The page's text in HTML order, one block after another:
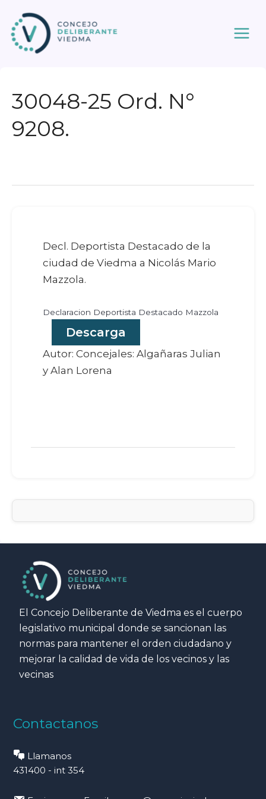
contenido
30048-25 Ord. N°
9208.
Decl. Deportista Destacado de la
ciudad de Viedma a Nicolás Mario
Mazzola.
Declaracion Deportista Destacado Mazzola
Descarga
Autor: Concejales: Algañaras Julian
y Alan Lorena
El Concejo Deliberante de Viedma es el cuerpo
legislativo municipal donde se sancionan las
normas para mantener el orden ciudadano y
mejorar la calidad de vida de los vecinos y las
vecinas
Contactanos
Llamanos
431400 - int 354